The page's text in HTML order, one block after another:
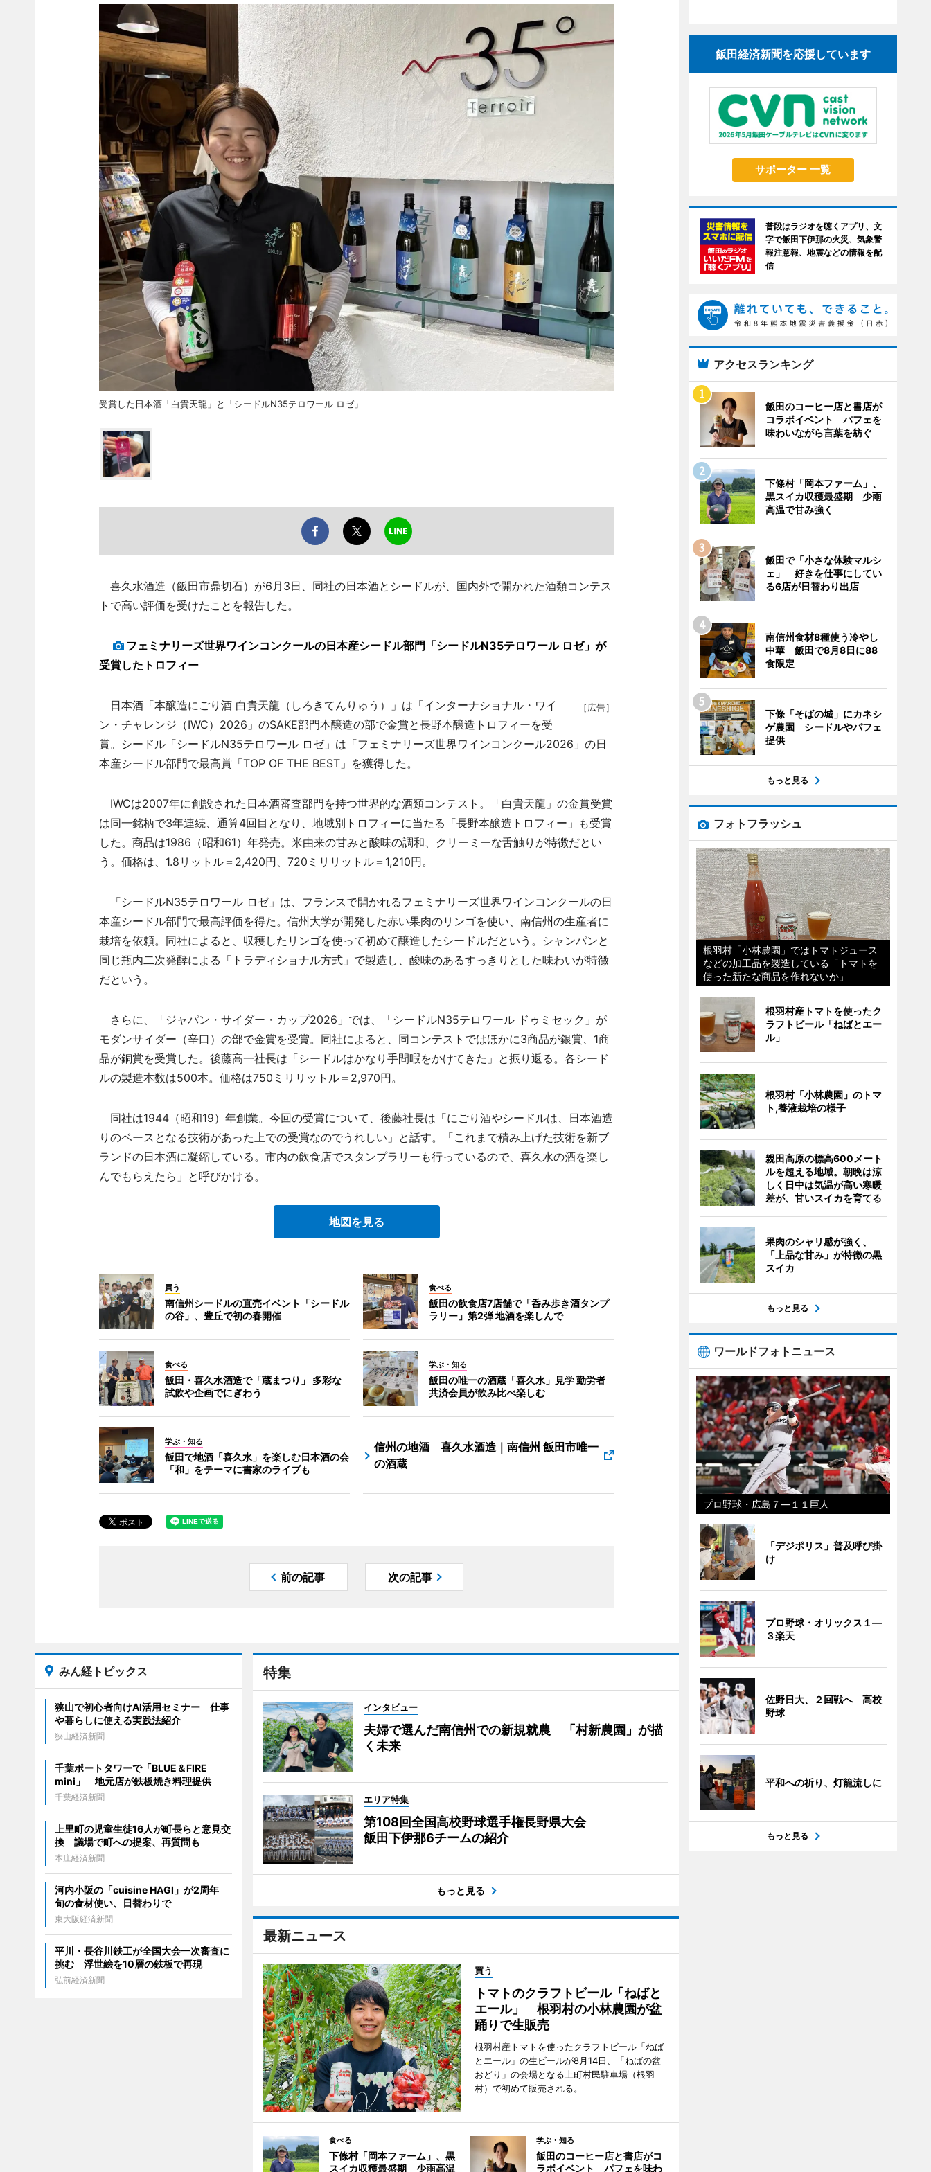
受賞した日本酒「白貴天龍」と「シードルN35テロワール ロゼ」
喜久水酒造（飯田市鼎切石）が6月3日、同社の日本酒とシードルが、国内外で開かれた酒類コンテス
トで高い評価を受けたことを報告した。
フェミナリーズ世界ワインコンクールの日本産シードル部門「シードルN35テロワール ロゼ」が
受賞したトロフィー
［広告］
日本酒「本醸造にごり酒 白貴天龍（しろきてんりゅう）」は「インターナショナル・ワイ
ン・チャレンジ（IWC）2026」のSAKE部門本醸造の部で金賞と長野本醸造トロフィーを受
賞。シードル「シードルN35テロワール ロゼ」は「フェミナリーズ世界ワインコンクール2026」の日
本産シードル部門で最高賞「TOP OF THE BEST」を獲得した。
IWCは2007年に創設された日本酒審査部門を持つ世界的な酒類コンテスト。「白貴天龍」の金賞受賞
は同一銘柄で3年連続、通算4回目となり、地域別トロフィーに当たる「長野本醸造トロフィー」も受賞
した。商品は1986（昭和61）年発売。米由来の甘みと酸味の調和、クリーミーな舌触りが特徴だとい
う。価格は、1.8リットル＝2,420円、720ミリリットル＝1,210円。
「シードルN35テロワール ロゼ」は、フランスで開かれるフェミナリーズ世界ワインコンクールの日
本産シードル部門で最高評価を得た。信州大学が開発した赤い果肉のリンゴを使い、南信州の生産者に
栽培を依頼。同社によると、収穫したリンゴを使って初めて醸造したシードルだという。シャンパンと
同じ瓶内二次発酵による「トラディショナル方式」で製造し、酸味のあるすっきりとした味わいが特徴
だという。
さらに、「ジャパン・サイダー・カップ2026」では、「シードルN35テロワール ドゥミセック」が
モダンサイダー（辛口）の部で金賞を受賞。同社によると、同コンテストではほかに3商品が銀賞、1商
品が銅賞を受賞した。後藤高一社長は「シードルはかなり手間暇をかけてきた」と振り返る。各シード
ルの製造本数は500本。価格は750ミリリットル＝2,970円。
同社は1944（昭和19）年創業。今回の受賞について、後藤社長は「にごり酒やシードルは、日本酒造
りのベースとなる技術があった上での受賞なのでうれしい」と話す。「これまで積み上げた技術を新ブ
ランドの日本酒に凝縮している。市内の飲食店でスタンプラリーも行っているので、喜久水の酒を楽し
んでもらえたら」と呼びかける。
地図を見る
買う
南信州シードルの直売イベント「シードル
の谷」、豊丘で初の春開催
食べる
飯田の飲食店7店舗で「呑み歩き酒タンプ
ラリー」第2弾 地酒を楽しんで
食べる
飯田・喜久水酒造で「蔵まつり」 多彩な
試飲や企画でにぎわう
学ぶ・知る
飯田の唯一の酒蔵「喜久水」見学 勤労者
共済会員が飲み比べ楽しむ
学ぶ・知る
飯田で地酒「喜久水」を楽しむ日本酒の会
「和」をテーマに書家のライブも
信州の地酒 喜久水酒造｜南信州 飯田市唯一
の酒蔵
前の記事 次の記事
特集
インタビュー
夫婦で選んだ南信州での新規就農 「村新農園」が描
く未来
エリア特集
第108回全国高校野球選手権長野県大会
飯田下伊那6チームの紹介
もっと見る
最新ニュース
買う
トマトのクラフトビール「ねばと
エール」 根羽村の小林農園が盆
踊りで生販売
根羽村産トマトを使ったクラフトビール「ねば
とエール」の生ビールが8月14日、「ねばの盆
おどり」の会場となる上町村民駐車場（根羽
村）で初めて販売される。
食べる
下條村「岡本ファーム」、黒
スイカ収穫最盛期 少雨高温
学ぶ・知る
飯田のコーヒー店と書店がコ
ラボイベント パフェを味わ
みん経トピックス
狭山で初心者向けAI活用セミナー 仕事
や暮らしに使える実践法紹介
狭山経済新聞
千葉ポートタワーで「BLUE＆FIRE
mini」 地元店が鉄板焼き料理提供
千葉経済新聞
上里町の児童生徒16人が町長らと意見交
換 議場で町への提案、再質問も
本庄経済新聞
河内小阪の「cuisine HAGI」が2周年
旬の食材使い、日替わりで
東大阪経済新聞
平川・長谷川鉄工が全国大会一次審査に
挑む 浮世絵を10層の鉄板で再現
弘前経済新聞
飯田経済新聞を応援しています
サポーター 一覧
普段はラジオを聴くアプリ、文
字で飯田下伊那の火災、気象警
報注意報、地震などの情報を配
信
アクセスランキング
飯田のコーヒー店と書店が
コラボイベント パフェを
味わいながら言葉を紡ぐ
下條村「岡本ファーム」、
黒スイカ収穫最盛期 少雨
高温で甘み強く
飯田で「小さな体験マルシ
ェ」 好きを仕事にしてい
る6店が日替わり出店
南信州食材8種使う冷やし
中華 飯田で8月8日に88
食限定
下條「そばの城」にカネシ
ゲ農園 シードルやパフェ
提供
もっと見る
フォトフラッシュ
根羽村「小林農園」ではトマトジュース
などの加工品を製造している「トマトを
使った新たな商品を作れないか」
根羽村産トマトを使ったク
ラフトビール「ねばとエー
ル」
根羽村「小林農園」のトマ
ト,養液栽培の様子
親田高原の標高600メート
ルを超える地域。朝晩は涼
しく日中は気温が高い寒暖
差が、甘いスイカを育てる
果肉のシャリ感が強く、
「上品な甘み」が特徴の黒
スイカ
もっと見る
ワールドフォトニュース
プロ野球・広島７―１１巨人
「デジポリス」普及呼び掛
け
プロ野球・オリックス１―
３楽天
佐野日大、２回戦へ 高校
野球
平和への祈り、灯籠流しに
もっと見る